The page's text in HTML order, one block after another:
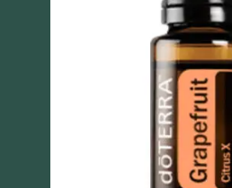
Szybki podgląd